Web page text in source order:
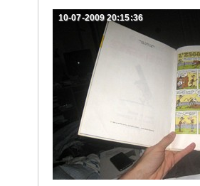
10-07-2009 20:15:36